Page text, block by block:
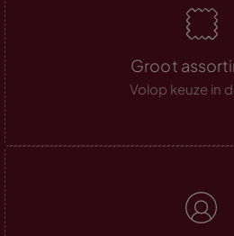
Groot
Volop keuze in